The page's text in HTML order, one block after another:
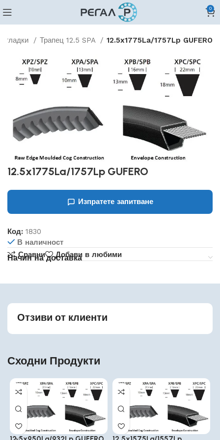
0
гладки Трапец 12.5 SPA 12.5x1775La/1757Lp GUFERO
12.5x1775La/1757Lp GUFERO
Изпратете запитване
Код:1830
В наличност
Сравни
Добави в любими
Начин на доставка
Отзиви от клиенти
Сходни Продукти